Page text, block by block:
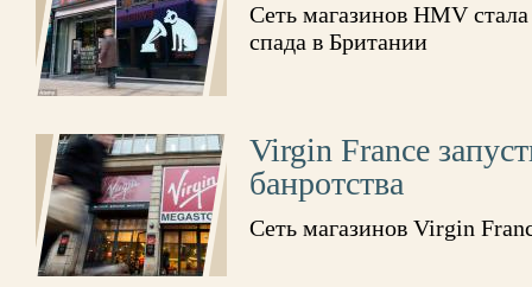
Сеть магазинов HMV
спада в Британии
Virgin France
банротства
Сеть магазинов Virgin